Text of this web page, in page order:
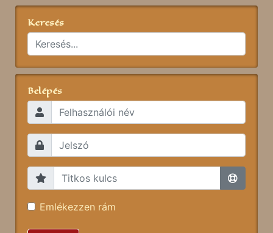
Keresés
Belépés
Emlékezzen rám